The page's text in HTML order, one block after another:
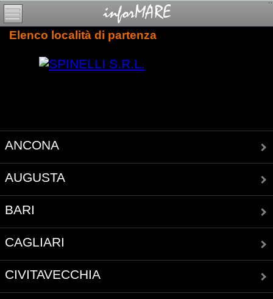
Elenco località di partenza
ANCONA
AUGUSTA
BARI
CAGLIARI
CIVITAVECCHIA